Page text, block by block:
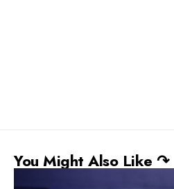
You Might Also Like ↷